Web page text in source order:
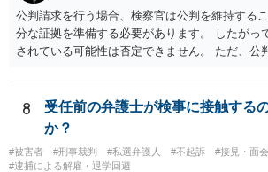
性があります。 以上踏まえて、お近くの弁護士
みてください。
公判請求を行う場合、検察官は公判を維持する
分な証拠を準備する必要があります。 したがっ
されている可能性は否定できません。 ただ、公
いのではないかと思われます。 繰り返しますが
護人とご相談ください。
8
受任前の弁護士が検事に接触する
か？
#被害者 #刑事裁判 #私選弁護人 #不起訴
#接見・面会
#逮捕による解雇・退学回避